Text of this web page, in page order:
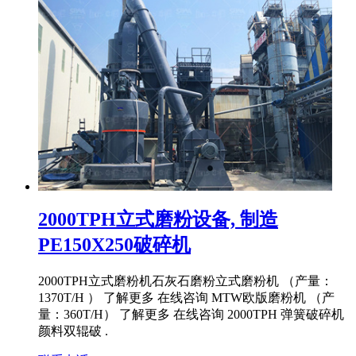
2000TPH立式磨粉设备, 制造
PE150X250破碎机
2000TPH立式磨粉机石灰石磨粉立式磨粉机 （产量：
1370T/H ） 了解更多 在线咨询 MTW欧版磨粉机 （产
量：360T/H） 了解更多 在线咨询 2000TPH 弹簧破碎机
颜料双辊破 .